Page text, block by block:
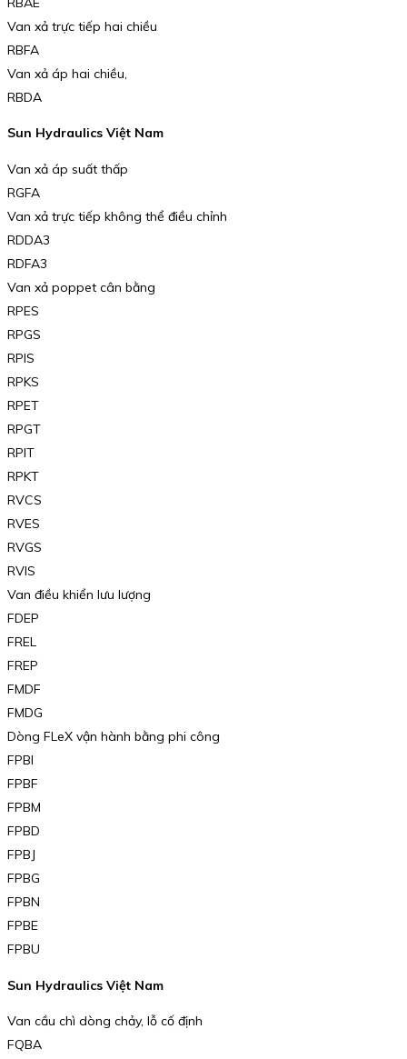
Van xả trực tiếp hai chiều
RBFA
Van xả áp hai chiều,
RBDA
Sun Hydraulics Việt Nam
Van xả áp suất thấp
RGFA
Van xả trực tiếp không thể điều chỉnh
RDDA3
RDFA3
Van xả poppet cân bằng
RPES
RPGS
RPIS
RPKS
RPET
RPGT
RPIT
RPKT
RVCS
RVES
RVGS
RVIS
Van điều khiển lưu lượng
FDEP
FREL
FREP
FMDF
FMDG
Dòng FLeX vận hành bằng phi công
FPBI
FPBF
FPBM
FPBD
FPBJ
FPBG
FPBN
FPBE
FPBU
Sun Hydraulics Việt Nam
Van cầu chì dòng chảy, lỗ cố định
FQBA